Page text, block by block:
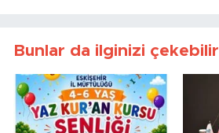
Bunlar da ilginizi çekebilir